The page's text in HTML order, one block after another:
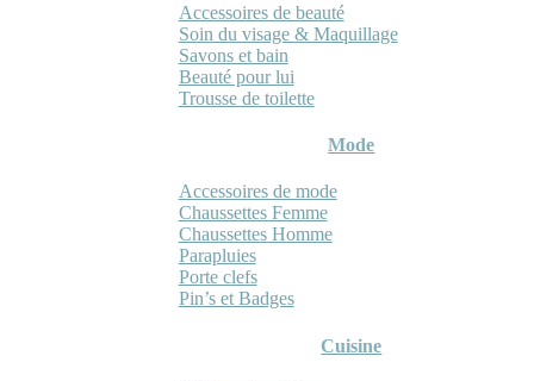
Accessoires de beauté
Soin du visage & Maquillage
Savons et bain
Beauté pour lui
Trousse de toilette
Mode
Accessoires de mode
Chaussettes Femme
Chaussettes Homme
Parapluies
Porte clefs
Pin’s et Badges
Cuisine